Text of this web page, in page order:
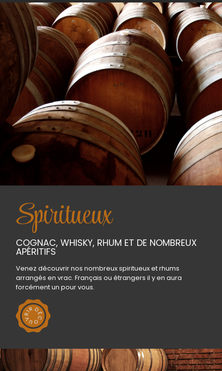
Spiritueux
COGNAC, WHISKY, RHUM ET DE NOMBREUX
APÉRITIFS
Venez découvrir nos nombreux spiritueux et rhums
arrangés en vrac. Français ou étrangers il y en aura
forcément un pour vous.